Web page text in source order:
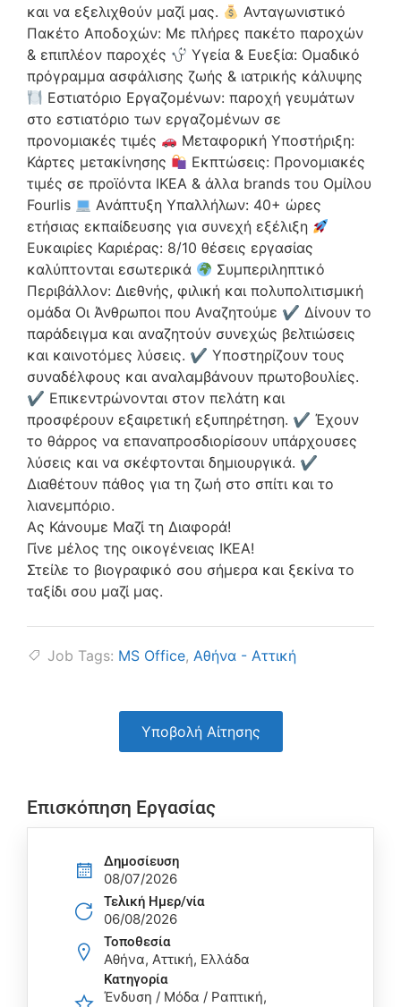
και να εξελιχθούν μαζί μας.
Ανταγωνιστικό
Πακέτο Αποδοχών: Με πλήρες πακέτο παροχών
& επιπλέον παροχές
Υγεία & Ευεξία: Ομαδικό
πρόγραμμα ασφάλισης ζωής & ιατρικής κάλυψης
Εστιατόριο Εργαζομένων: παροχή γευμάτων
στο εστιατόριο των εργαζομένων σε
προνομιακές τιμές
Μεταφορική Υποστήριξη:
Κάρτες μετακίνησης
Εκπτώσεις: Προνομιακές
τιμές σε προϊόντα ΙΚΕΑ & άλλα brands του Ομίλου
Fourlis
Ανάπτυξη Υπαλλήλων: 40+ ώρες
ετήσιας εκπαίδευσης για συνεχή εξέλιξη
Ευκαιρίες Καριέρας: 8/10 θέσεις εργασίας
καλύπτονται εσωτερικά
Συμπεριληπτικό
Περιβάλλον: Διεθνής, φιλική και πολυπολιτισμική
ομάδα Οι Άνθρωποι που Αναζητούμε ✔ Δίνουν το
παράδειγμα και αναζητούν συνεχώς βελτιώσεις
και καινοτόμες λύσεις. ✔ Υποστηρίζουν τους
συναδέλφους και αναλαμβάνουν πρωτοβουλίες.
✔ Επικεντρώνονται στον πελάτη και
προσφέρουν εξαιρετική εξυπηρέτηση. ✔ Έχουν
το θάρρος να επαναπροσδιορίσουν υπάρχουσες
λύσεις και να σκέφτονται δημιουργικά. ✔
Διαθέτουν πάθος για τη ζωή στο σπίτι και το
λιανεμπόριο.
Ας Κάνουμε Μαζί τη Διαφορά!
Γίνε μέλος της οικογένειας ΙΚΕΑ!
Στείλε το βιογραφικό σου σήμερα και ξεκίνα το
ταξίδι σου μαζί μας.
Job Tags: MS Office, Αθήνα - Αττική
Υποβολή Αίτησης
Επισκόπηση Εργασίας
Δημοσίευση
08/07/2026
Τελική Ημερ/νία
06/08/2026
Τοποθεσία
Αθήνα, Αττική, Ελλάδα
Κατηγορία
Ένδυση / Μόδα / Ραπτική